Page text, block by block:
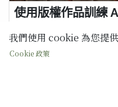
使用版權作品訓練
出裁決，涉及 Anthropic 公司
Claude。法院裁定，將版權
的，因此屬於合理使用。然
我們使用 cookie 為您提
Cookie 政策